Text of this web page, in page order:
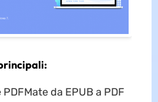
da EPUB a PDF